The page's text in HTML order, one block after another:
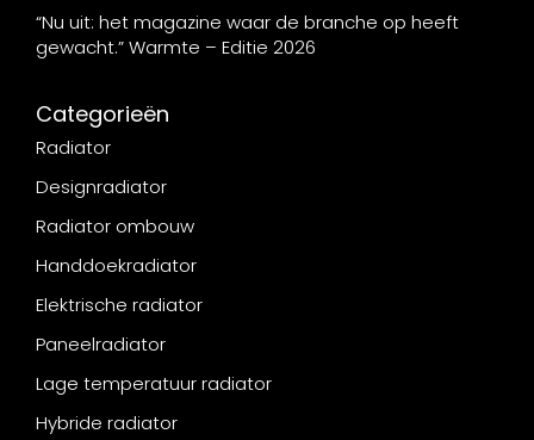
“Nu uit: het magazine waar de branche op heeft
gewacht.” Warmte – Editie 2026
Categorieën
Radiator
Designradiator
Radiator ombouw
Handdoekradiator
Elektrische radiator
Paneelradiator
Lage temperatuur radiator
Hybride radiator